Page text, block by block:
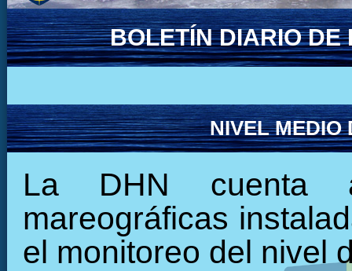
BOLETÍN DIARIO DE
NIVEL MEDIO
La DHN cuenta
mareográficas
el monitoreo del nivel